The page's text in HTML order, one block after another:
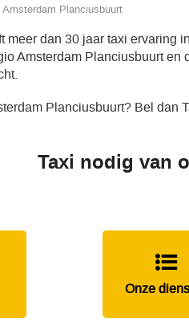
Planciusbuurt
meer dan 30 jaar taxi ervaring
Amsterdam Planciusbuurt
Planciusbuurt? Bel dan
Taxi nodig van
Onze